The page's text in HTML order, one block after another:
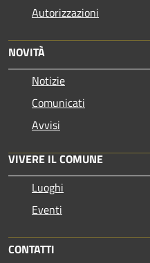
Autorizzazioni
NOVITÀ
Notizie
Comunicati
Avvisi
VIVERE IL COMUNE
Luoghi
Eventi
CONTATTI